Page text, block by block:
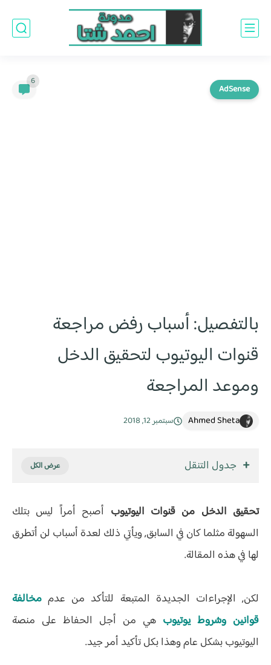
AdSense
6
بالتفصيل: أسباب رفض مراجعة
قنوات اليوتيوب لتحقيق الدخل
وموعد المراجعة
Ahmed Sheta سبتمبر 12, 2018
جدول التنقل
تحقيق الدخل من قنوات اليوتيوب أصبح أمراً ليس بتلك
السهولة مثلما كان في السابق, ويأتي ذلك لعدة أسباب لن أتطرق
لها في هذه المقالة.
لكن, الإجراءات الجديدة المتبعة للتأكد من عدم مخالفة
قوانين وشروط يوتيوب هي من أجل الحفاظ على منصة
اليوتيوب بشكل عام وهذا بكل تأكيد أمر جيد.